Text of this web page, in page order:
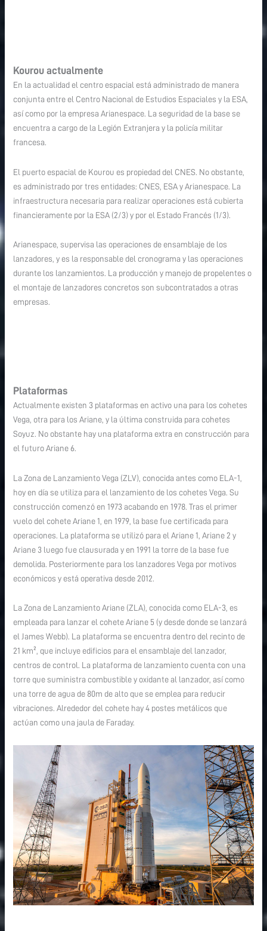
Kourou actualmente
En la actualidad el centro espacial está administrado de manera
conjunta entre el Centro Nacional de Estudios Espaciales y la ESA,
así como por la empresa Arianespace. La seguridad de la base se
encuentra a cargo de la Legión Extranjera y la policía militar
francesa.
El puerto espacial de Kourou es propiedad del CNES. No obstante,
es administrado por tres entidades: CNES, ESA y Arianespace. La
infraestructura necesaria para realizar operaciones está cubierta
financieramente por la ESA (2/3) y por el Estado Francés (1/3).
Arianespace, supervisa las operaciones de ensamblaje de los
lanzadores, y es la responsable del cronograma y las operaciones
durante los lanzamientos. La producción y manejo de propelentes o
el montaje de lanzadores concretos son subcontratados a otras
empresas.
Plataformas
Actualmente existen 3 plataformas en activo una para los cohetes
Vega, otra para los Ariane, y la última construida para cohetes
Soyuz. No obstante hay una plataforma extra en construcción para
el futuro Ariane 6.
La Zona de Lanzamiento Vega (ZLV), conocida antes como ELA-1,
hoy en día se utiliza para el lanzamiento de los cohetes Vega. Su
construcción comenzó en 1973 acabando en 1978. Tras el primer
vuelo del cohete Ariane 1, en 1979, la base fue certificada para
operaciones. La plataforma se utilizó para el Ariane 1, Ariane 2 y
Ariane 3 luego fue clausurada y en 1991 la torre de la base fue
demolida. Posteriormente para los lanzadores Vega por motivos
económicos y está operativa desde 2012.
La Zona de Lanzamiento Ariane (ZLA), conocida como ELA-3, es
empleada para lanzar el cohete Ariane 5 (y desde donde se lanzará
el James Webb). La plataforma se encuentra dentro del recinto de
21 km², que incluye edificios para el ensamblaje del lanzador,
centros de control. La plataforma de lanzamiento cuenta con una
torre que suministra combustible y oxidante al lanzador, así como
una torre de agua de 80m de alto que se emplea para reducir
vibraciones. Alrededor del cohete hay 4 postes metálicos que
actúan como una jaula de Faraday.